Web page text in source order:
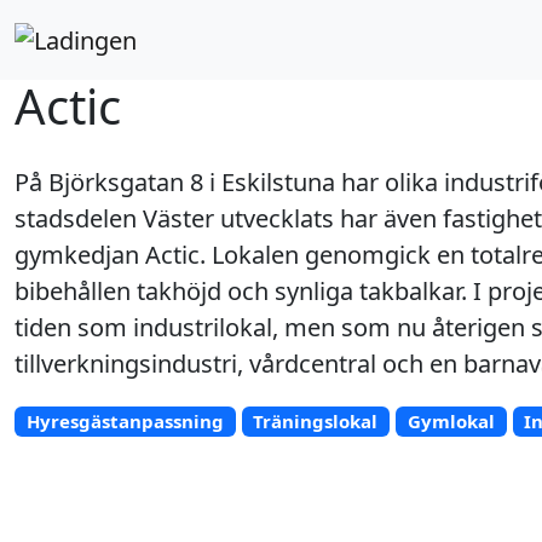
Ladingen Projekt
Actic
På Björksgatan 8 i Eskilstuna har olika
stadsdelen Väster utvecklats har även
gymkedjan Actic. Lokalen genomgick en
bibehållen takhöjd och synliga takbalkar. I
tiden som industrilokal, men som nu återigen
tillverkningsindustri, vårdcentral och en
Hyresgästanpassning Träningslokal Gymlokal